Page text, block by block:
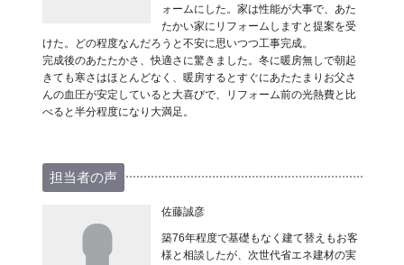
ォームにした。家は性能が大事で、あた
たかい家にリフォームしますと提案を受
けた。どの程度なんだろうと不安に思いつつ工事完成。
完成後のあたたかさ、快適さに驚きました。冬に暖房無しで朝起
きても寒さはほとんどなく、暖房するとすぐにあたたまりお父さ
んの血圧が安定していると大喜びで、リフォーム前の光熱費と比
べると半分程度になり大満足。
担当者の声
佐藤誠彦
築76年程度で基礎もなく建て替えもお客
様と相談したが、次世代省エネ建材の実